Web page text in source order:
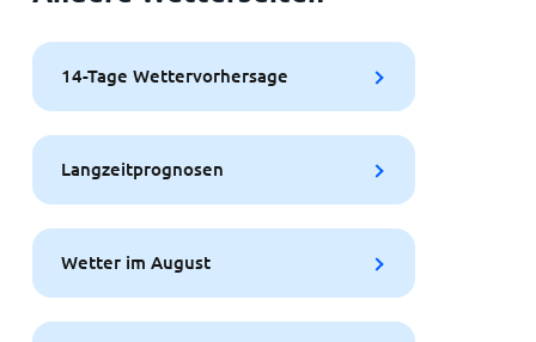
14-Tage Wettervorhersage
Langzeitprognosen
Wetter im August